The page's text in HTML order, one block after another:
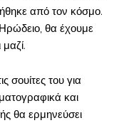
από τον κόσμο.
θα έχουμε
σουίτες του για
και
θα ερμηνεύσει